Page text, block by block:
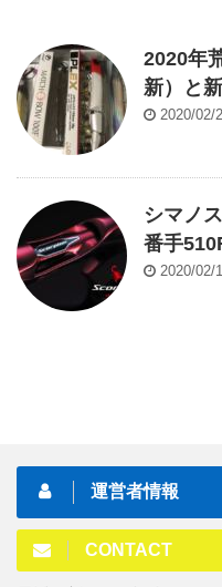
2020年
新）と
2020/02/
シマノ
番手
2020/02/
運営者情報
CONTACT